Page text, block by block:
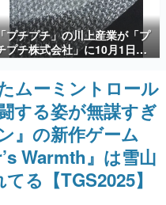
市場を担う若きクリエイター達
と情熱を探っていきます。
た作家さんに取材し、ゲームが
ルチャーに与えた影響を探る企
産業史
おける主要なトピック・タイト
へのインタビューや識者による
が一望できる決定版！
「プチプチ」の川上産業が「プ
プチ株式会社」に10月1日よ
社名変更へ。創業58年で初め
じみの緩衝材が会社の名前に
ムーミントロール
する姿が無謀すぎ
』の新作ゲーム
Warmth』は雪山
る【TGS2025】